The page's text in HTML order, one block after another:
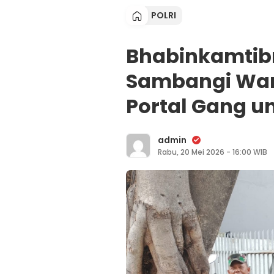
POLRI
Sambangi
Portal Gang
admin
Rabu, 20 Mei 2026 - 16:00 WIB